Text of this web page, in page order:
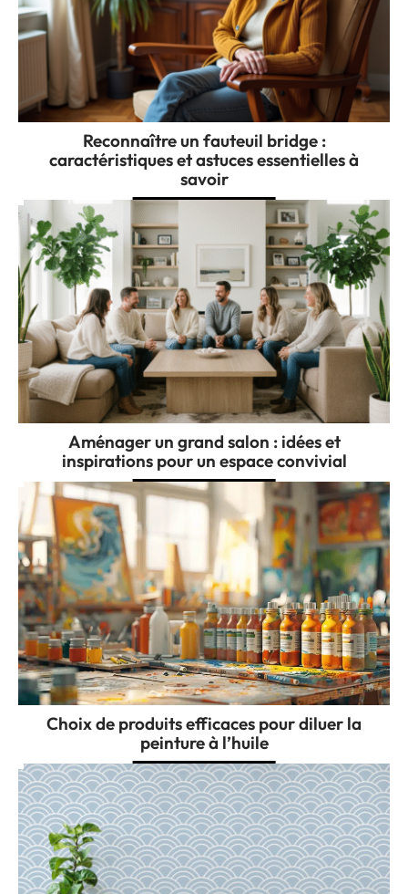
Reconnaître un fauteuil bridge :
caractéristiques et astuces essentielles à
savoir
Aménager un grand salon : idées et
inspirations pour un espace convivial
Choix de produits efficaces pour diluer la
peinture à l’huile